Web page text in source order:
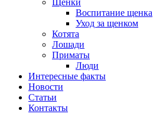
Щенки
Воспитание щенка
Уход за щенком
Котята
Лошади
Приматы
Люди
Интересные факты
Новости
Статьи
Контакты